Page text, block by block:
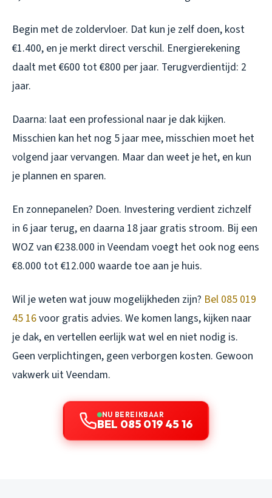
Begin met de zoldervloer. Dat kun je zelf doen, kost
€1.400, en je merkt direct verschil. Energierekening
daalt met €600 tot €800 per jaar. Terugverdientijd: 2
jaar.
Daarna: laat een professional naar je dak kijken.
Misschien kan het nog 5 jaar mee, misschien moet het
volgend jaar vervangen. Maar dan weet je het, en kun
je plannen en sparen.
En zonnepanelen? Doen. Investering verdient zichzelf
in 6 jaar terug, en daarna 18 jaar gratis stroom. Bij een
WOZ van €238.000 in Veendam voegt het ook nog eens
€8.000 tot €12.000 waarde toe aan je huis.
Wil je weten wat jouw mogelijkheden zijn? Bel 085 019
45 16voor gratis advies. We komen langs, kijken naar
je dak, en vertellen eerlijk wat wel en niet nodig is.
Geen verplichtingen, geen verborgen kosten. Gewoon
vakwerk uit Veendam.
NU BEREIKBAAR
BEL 085 019 45 16